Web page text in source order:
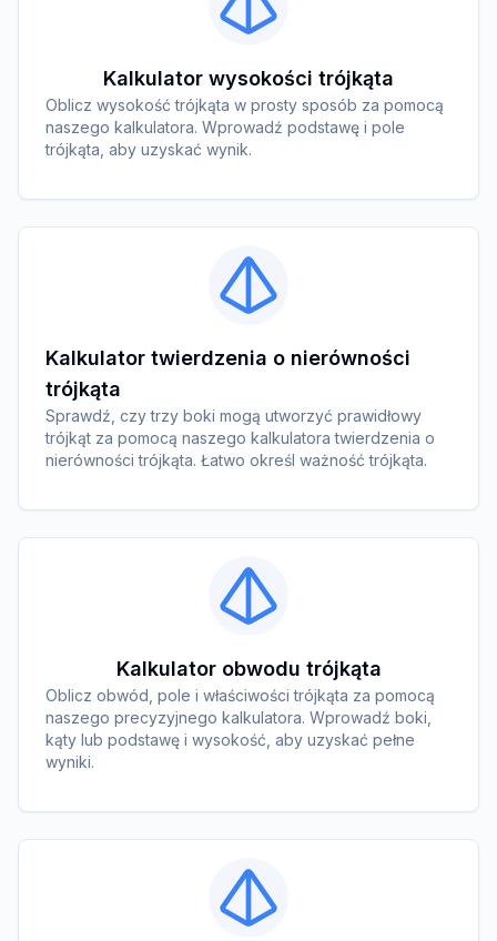
Kalkulator wysokości trójkąta
Oblicz wysokość trójkąta w prosty sposób za pomocą
naszego kalkulatora. Wprowadź podstawę i pole
trójkąta, aby uzyskać wynik.
Kalkulator twierdzenia o nierówności
trójkąta
Sprawdź, czy trzy boki mogą utworzyć prawidłowy
trójkąt za pomocą naszego kalkulatora twierdzenia o
nierówności trójkąta. Łatwo określ ważność trójkąta.
Kalkulator obwodu trójkąta
Oblicz obwód, pole i właściwości trójkąta za pomocą
naszego precyzyjnego kalkulatora. Wprowadź boki,
kąty lub podstawę i wysokość, aby uzyskać pełne
wyniki.